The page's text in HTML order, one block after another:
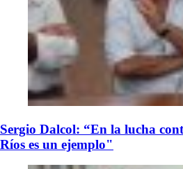
Sergio Dalcol: “En la lucha
Ríos es un ejemplo"